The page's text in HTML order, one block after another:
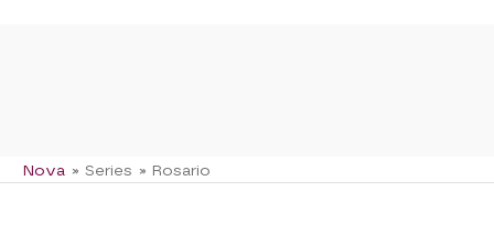
Nova » Series » Rosario